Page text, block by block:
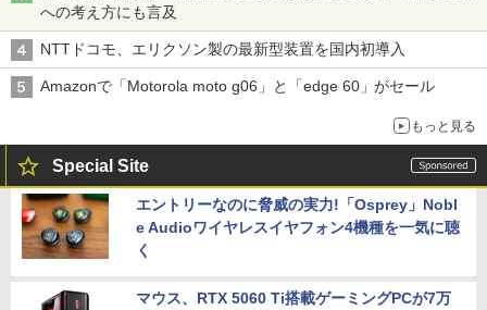
への考え方にも言及
NTTドコモ、エリクソン製の最新型装置を国内初導入
Amazonで「Motorola moto g06」と「edge 60」がセール
もっと見る
Special Site
エントリーなのに脅威の実力!「Osprey」Nobl
e Audioワイヤレスイヤフォン4機種を一気に聴
く
マウス、RTX 5060 Ti搭載ゲーミングPCが7万